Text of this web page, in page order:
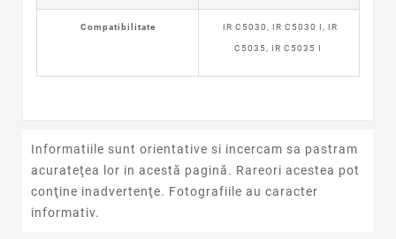
Compatibilitate IR C5030, IR C5030 I, IR
C5035, IR C5035 I
Informatiile sunt orientative si incercam sa pastram
acurateţea lor in acestă pagină. Rareori acestea pot
conţine inadvertenţe. Fotografiile au caracter
informativ.